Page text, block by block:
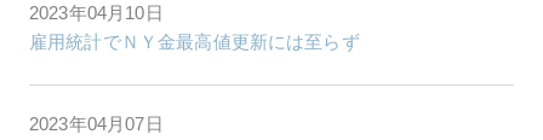
2023年04月10日
雇用統計でＮＹ金最高値更新には至らず
2023年04月07日